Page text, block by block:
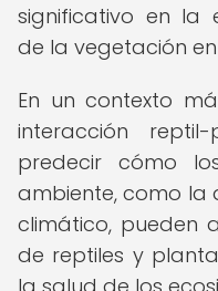
significativo en la
de la vegetación
En un contexto
interacción
predecir cómo
ambiente, como la
climático, pueden
de reptiles y